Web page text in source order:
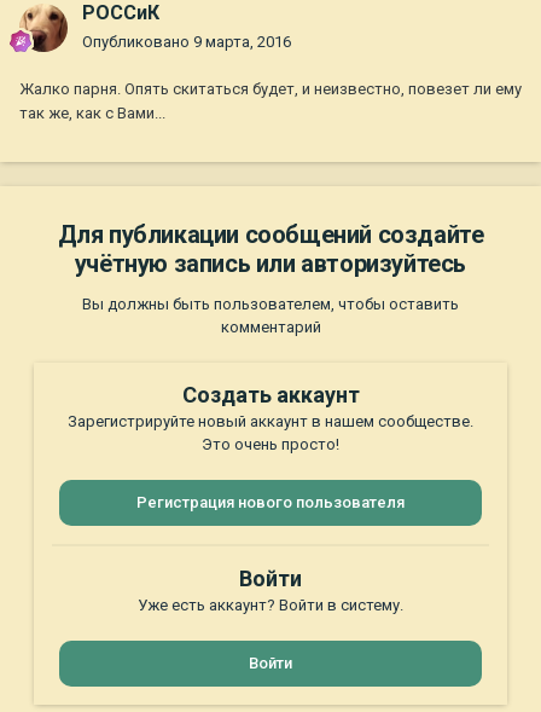
РОССиК
Опубликовано 9 марта, 2016
Жалко парня. Опять скитаться будет, и неизвестно, повезет ли ему
так же, как с Вами...
Для публикации сообщений создайте
учётную запись или авторизуйтесь
Вы должны быть пользователем, чтобы оставить
комментарий
Создать аккаунт
Зарегистрируйте новый аккаунт в нашем сообществе.
Это очень просто!
Регистрация нового пользователя
Войти
Уже есть аккаунт? Войти в систему.
Войти